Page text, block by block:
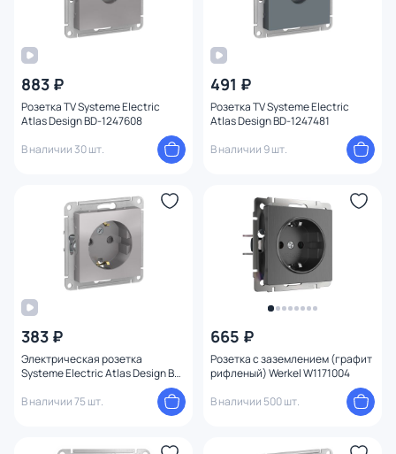
883 ₽
Розетка TV Systeme Electric
Atlas Design BD-1247608
В наличии 30 шт.
491 ₽
Розетка TV Systeme Electric
Atlas Design BD-1247481
В наличии 9 шт.
383 ₽
Электрическая розетка
Systeme Electric Atlas Design BD-
В наличии 75 шт.
665 ₽
Розетка с заземлением (графит
рифленый) Werkel W1171004
В наличии 500 шт.